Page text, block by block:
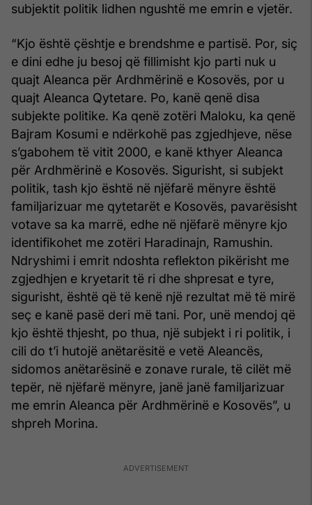
subjektit politik lidhen ngushtë me emrin e vjetër.
“Kjo është çështje e brendshme e partisë. Por, siç
e dini edhe ju besoj që fillimisht kjo parti nuk u
quajt Aleanca për Ardhmërinë e Kosovës, por u
quajt Aleanca Qytetare. Po, kanë qenë disa
subjekte politike. Ka qenë zotëri Maloku, ka qenë
Bajram Kosumi e ndërkohë pas zgjedhjeve, nëse
s’gabohem të vitit 2000, e kanë kthyer Aleanca
për Ardhmërinë e Kosovës. Sigurisht, si subjekt
politik, tash kjo është në njëfarë mënyre është
familjarizuar me qytetarët e Kosovës, pavarësisht
votave sa ka marrë, edhe në njëfarë mënyre kjo
identifikohet me zotëri Haradinajn, Ramushin.
Ndryshimi i emrit ndoshta reflekton pikërisht me
zgjedhjen e kryetarit të ri dhe shpresat e tyre,
sigurisht, është që të kenë një rezultat më të mirë
seç e kanë pasë deri më tani. Por, unë mendoj që
kjo është thjesht, po thua, një subjekt i ri politik, i
cili do t’i hutojë anëtarësitë e vetë Aleancës,
sidomos anëtarësinë e zonave rurale, të cilët më
tepër, në njëfarë mënyre, janë janë familjarizuar
me emrin Aleanca për Ardhmërinë e Kosovës”, u
shpreh Morina.